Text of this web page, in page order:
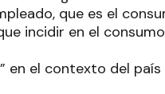
que es el
incidir en el
en el contexto del país